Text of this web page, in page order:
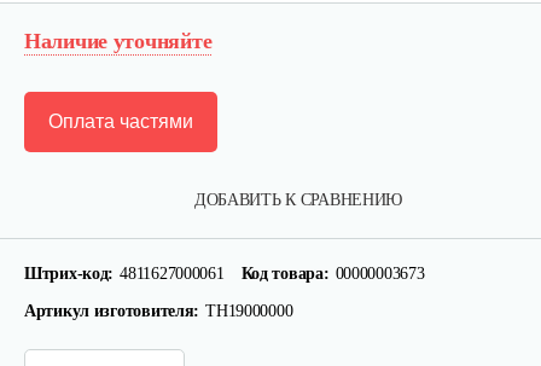
Наличие уточняйте
ДОБАВИТЬ К СРАВНЕНИЮ
Оплата частями
Штрих-код: 4811627000061 Код товара: 00000003673
Артикул изготовителя: ТН19000000